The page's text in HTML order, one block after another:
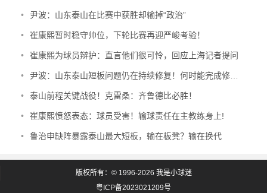
• 尹波：山东泰山在比赛中获胜却输掉“政治”
• 崔康熙暂时稳守帅位，下轮比赛再迎严峻考验！
• 崔康熙为球员辩护：直言他们很可怜，回应上海记者提问
• 尹波：山东泰山短板问题仍在持续修复！何时能完成修补？
• 泰山前程关键战役！克雷桑：齐鲁德比必胜！
• 崔康熙愤怒表态：球员受害！输球责任在主教练身上!
• 鲁治申缺阵暴露泰山最大短板，输在板凳？输在换代
版权所有：© 1996-2026 我是小球迷
粤ICP备2023021209号